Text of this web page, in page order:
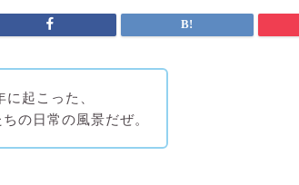
に起こった、
の日常の風景だぜ。